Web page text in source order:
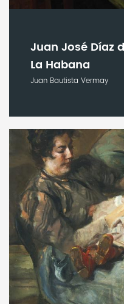
Juan José Díaz
La Habana
Juan Bautista Vermay